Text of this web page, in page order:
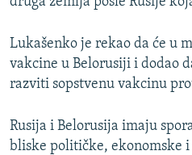
Lukašenko je rekao da će u
vakcine u Belorusiji i dodao
razviti sopstvenu vakcinu
Rusija i Belorusija imaju
bliske političke, ekonomske i